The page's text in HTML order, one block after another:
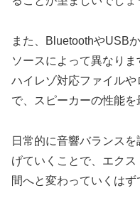
また、BluetoothやUSB
ソースによって異なりま
ハイレゾ対応ファイル
で、スピーカーの性能を
日常的に音響バランス
げていくことで、エク
間へと変わっていくはず